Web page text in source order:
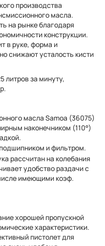
производства
масла.
на рынке благодаря
конструкции.
в руке, форма и
снижают усталость кисти
литров за минуту,
масла Samoa (36075)
наконечником (110°)
и фильтром.
рассчитан на колебания
удобство раздачи с
имеющими коэф.
хорошей пропускной
характеристики.
пистолет для